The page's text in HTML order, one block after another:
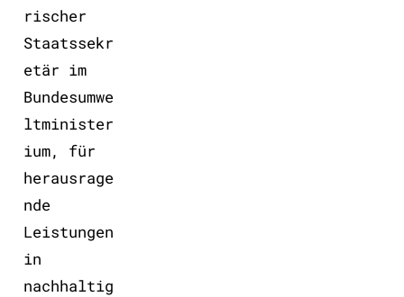
rischer
Staatssekr
etär im
Bundesumwe
ltminister
ium, für
herausrage
nde
Leistungen
in
nachhaltig